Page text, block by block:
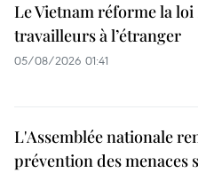
Le Vietnam réforme la loi
travailleurs à l’étranger
05/08/2026 01:41
L'Assemblée nationale
prévention des menaces